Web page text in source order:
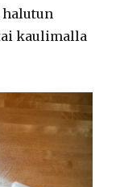
kaulimalla